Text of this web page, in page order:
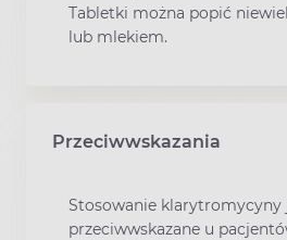
Tabletki można popić
lub mlekiem.
Przeciwwskazania
Stosowanie klarytromycyny
przeciwwskazane u